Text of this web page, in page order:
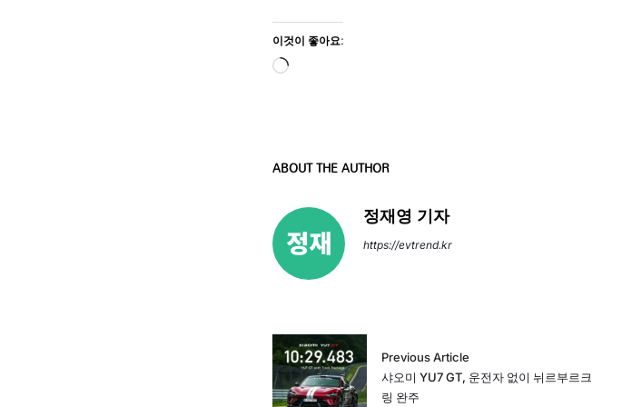
이것이 좋아요:
ABOUT THE AUTHOR
정재영 기자
https://evtrend.kr
Previous Article
샤오미 YU7 GT, 운전자 없이 뉘르부르크
링 완주